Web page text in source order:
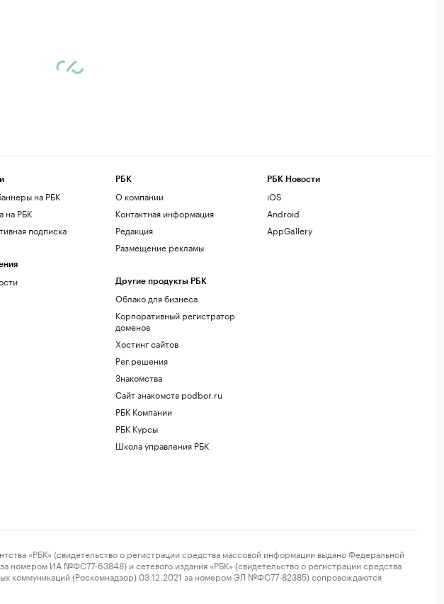
на РБК
на РБК
подписка
РБК
О компании
Контактная информация
Редакция
Размещение рекламы
Другие продукты РБК
Облако для бизнеса
Корпоративный регистратор
доменов
Хостинг сайтов
Рег.решения
Знакомства
Сайт знакомств podbor.ru
РБК Компании
РБК Курсы
Школа управления РБК
РБК Новости
iOS
Android
AppGallery
(свидетельство о регистрации средства массовой информации выдано Федеральной
номером ИА №ФС77-63848) и сетевого издания «РБК» (свидетельство о регистрации средства
коммуникаций (Роскомнадзор) 03.12.2021 за номером ЭЛ №ФС77-82385) сопровождаются